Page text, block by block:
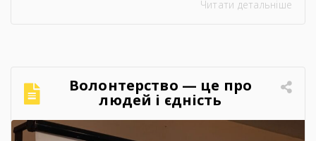
«Сучасний стан та перспективи розвитку
аналізом та прагненням осмислити сучасні
виклики й перспективи розвитку аграрної
сфери Чортківського […]
Читати детальніше
Волонтерство — це про
людей і єдність